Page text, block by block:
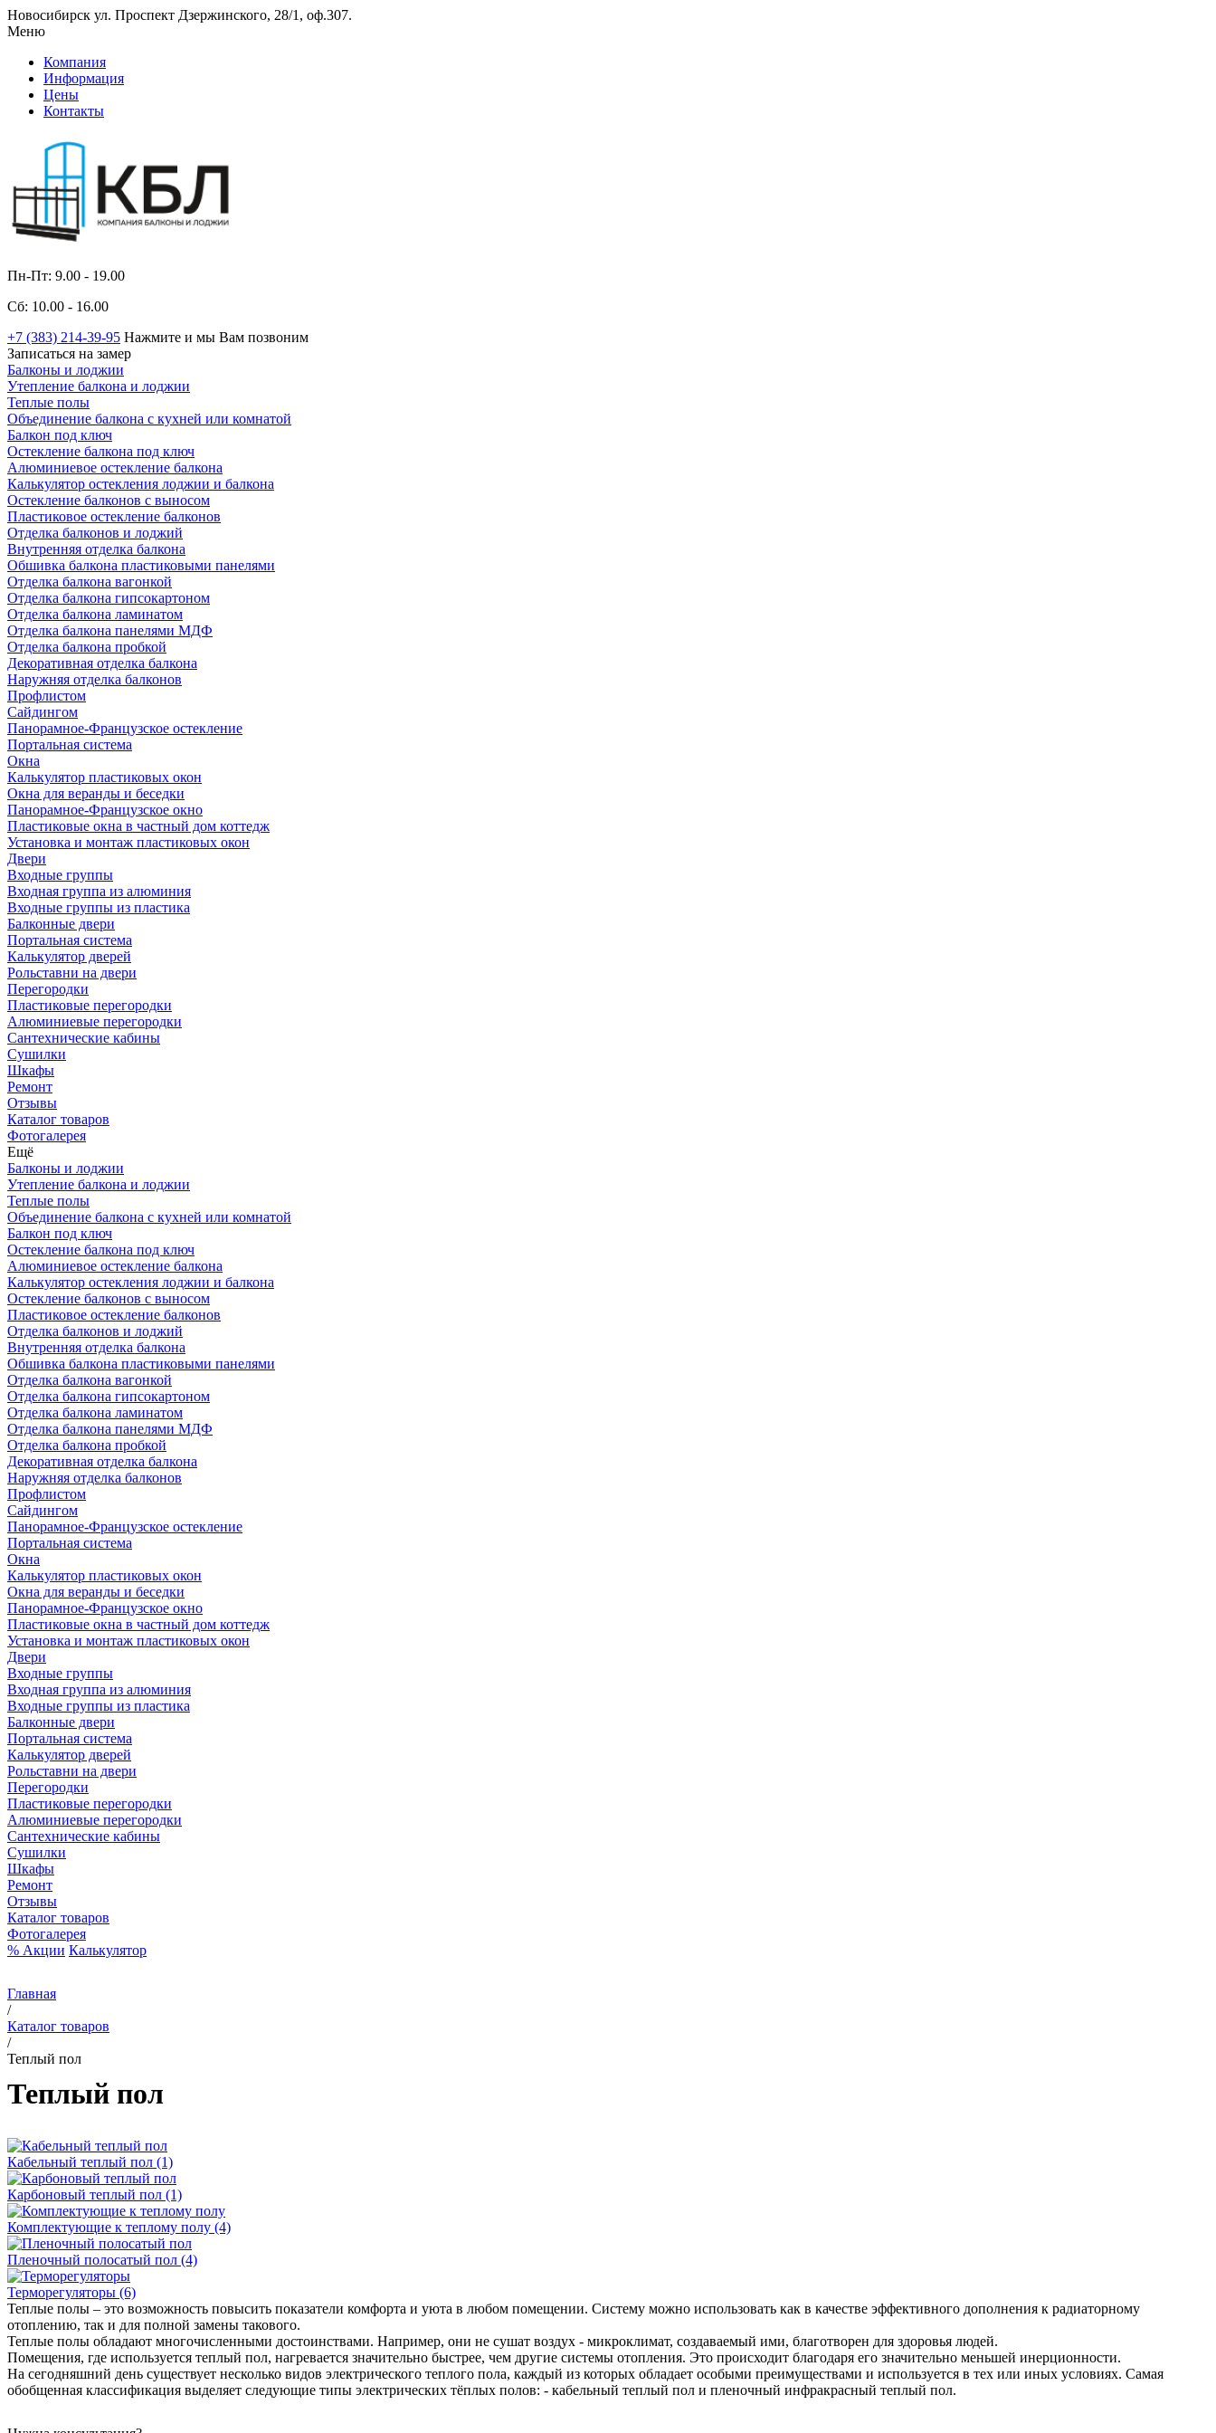
Новосибирск ул. Проспект Дзержинского, 28/1, оф.307.
Меню
Компания
Информация
Цены
Контакты
Пн-Пт: 9.00 - 19.00
Сб: 10.00 - 16.00
+7 (383) 214-39-95 Нажмите и мы Вам позвоним
Записаться на замер
Балконы и лоджии
Утепление балкона и лоджии
Теплые полы
Объединение балкона с кухней или комнатой
Балкон под ключ
Остекление балкона под ключ
Алюминиевое остекление балкона
Калькулятор остекления лоджии и балкона
Остекление балконов с выносом
Пластиковое остекление балконов
Отделка балконов и лоджий
Внутренняя отделка балкона
Обшивка балкона пластиковыми панелями
Отделка балкона вагонкой
Отделка балкона гипсокартоном
Отделка балкона ламинатом
Отделка балкона панелями МДФ
Отделка балкона пробкой
Декоративная отделка балкона
Наружняя отделка балконов
Профлистом
Сайдингом
Панорамное-Французское остекление
Портальная система
Окна
Калькулятор пластиковых окон
Окна для веранды и беседки
Панорамное-Французское окно
Пластиковые окна в частный дом коттедж
Установка и монтаж пластиковых окон
Двери
Входные группы
Входная группа из алюминия
Входные группы из пластика
Балконные двери
Портальная система
Калькулятор дверей
Рольставни на двери
Перегородки
Пластиковые перегородки
Алюминиевые перегородки
Сантехнические кабины
Сушилки
Шкафы
Ремонт
Отзывы
Каталог товаров
Фотогалерея
Ещё
Балконы и лоджии
Утепление балкона и лоджии
Теплые полы
Объединение балкона с кухней или комнатой
Балкон под ключ
Остекление балкона под ключ
Алюминиевое остекление балкона
Калькулятор остекления лоджии и балкона
Остекление балконов с выносом
Пластиковое остекление балконов
Отделка балконов и лоджий
Внутренняя отделка балкона
Обшивка балкона пластиковыми панелями
Отделка балкона вагонкой
Отделка балкона гипсокартоном
Отделка балкона ламинатом
Отделка балкона панелями МДФ
Отделка балкона пробкой
Декоративная отделка балкона
Наружняя отделка балконов
Профлистом
Сайдингом
Панорамное-Французское остекление
Портальная система
Окна
Калькулятор пластиковых окон
Окна для веранды и беседки
Панорамное-Французское окно
Пластиковые окна в частный дом коттедж
Установка и монтаж пластиковых окон
Двери
Входные группы
Входная группа из алюминия
Входные группы из пластика
Балконные двери
Портальная система
Калькулятор дверей
Рольставни на двери
Перегородки
Пластиковые перегородки
Алюминиевые перегородки
Сантехнические кабины
Сушилки
Шкафы
Ремонт
Отзывы
Каталог товаров
Фотогалерея
% Акции Калькулятор
Главная
/
Каталог товаров
/
Теплый пол
Теплый пол
Кабельный теплый пол (1)
Карбоновый теплый пол (1)
Комплектующие к теплому полу (4)
Пленочный полосатый пол (4)
Терморегуляторы (6)
Теплые полы – это возможность повысить показатели комфорта и уюта в любом помещении. Систему можно использовать как в качестве эффективного дополнения к радиаторному
отоплению, так и для полной замены такового.
Теплые полы обладают многочисленными достоинствами. Например, они не сушат воздух - микроклимат, создаваемый ими, благотворен для здоровья людей.
Помещения, где используется теплый пол, нагревается значительно быстрее, чем другие системы отопления. Это происходит благодаря его значительно меньшей инерционности.
На сегодняшний день существует несколько видов электрического теплого пола, каждый из которых обладает особыми преимуществами и используется в тех или иных условиях. Самая
обобщенная классификация выделяет следующие типы электрических тёплых полов: - кабельный теплый пол и пленочный инфракрасный теплый пол.